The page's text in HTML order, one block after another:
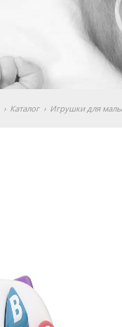
› Каталог › Игрушки для